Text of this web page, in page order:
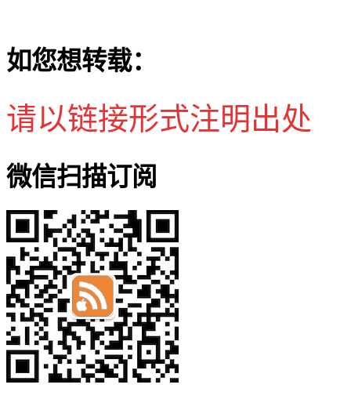
如您想转载：
请以链接形式注明出处
微信扫描订阅